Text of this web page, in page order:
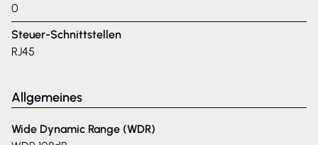
0
Steuer-Schnittstellen
RJ45
Allgemeines
Wide Dynamic Range (WDR)